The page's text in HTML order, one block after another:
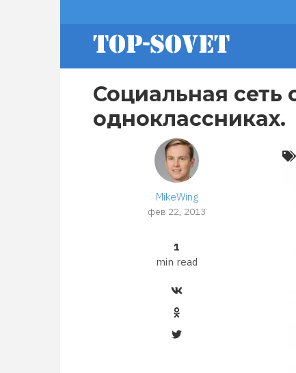
footer
menu
Социальная сеть
одноклассниках.
MikeWing
фев 22, 2013
1
min read